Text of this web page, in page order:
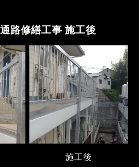
路修繕工事 施工後
施工後